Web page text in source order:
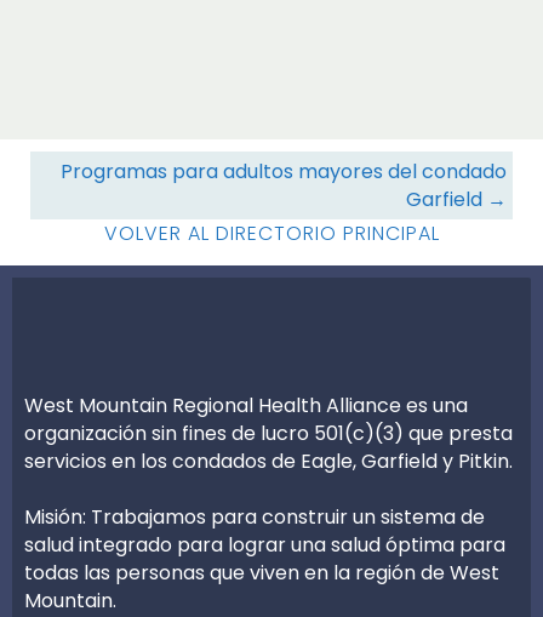
Navegación
recursos
Programas para adultos mayores del condado
Garfield →
VOLVER AL DIRECTORIO PRINCIPAL
West Mountain Regional Health Alliance es una
organización sin fines de lucro 501(c)(3) que presta
servicios en los condados de Eagle, Garfield y Pitkin.
Misión: Trabajamos para construir un sistema de
salud integrado para lograr una salud óptima para
todas las personas que viven en la región de West
Mountain.